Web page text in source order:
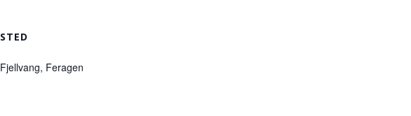
STED
Fjellvang, Feragen